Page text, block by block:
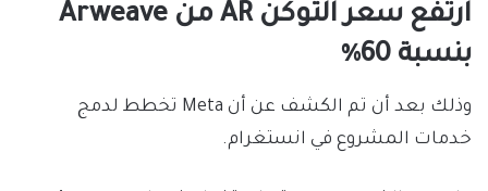
ارتفع سعر التوكن AR من Arweave
بنسبة 60٪
وذلك بعد أن تم الكشف عن أن Meta تخطط لدمج
خدمات المشروع في انستغرام.